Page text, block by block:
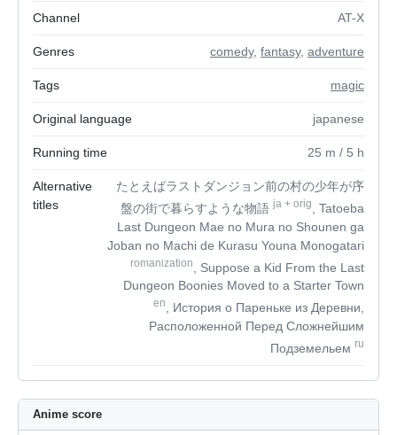
Channel AT-X
Genres comedy, fantasy, adventure
Tags magic
Original language japanese
Running time 25 m / 5 h
Alternative
titles
たとえばラストダンジョン前の村の少年が序
盤の街で暮らすような物語ja + orig
, Tatoeba
Last Dungeon Mae no Mura no Shounen ga
Joban no Machi de Kurasu Youna Monogatari
romanization
, Suppose a Kid From the Last
Dungeon Boonies Moved to a Starter Town
en
, История о Пареньке из Деревни,
Расположенной Перед Сложнейшим
Подземельем ru
Anime score